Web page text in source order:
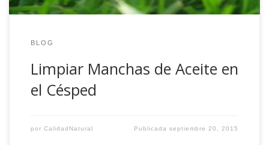
BLOG
Limpiar Manchas de Aceite en
el Césped
por CalidadNatural Publicadaseptiembre 20, 2015